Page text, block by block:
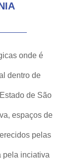
onde é
dentro de
de São
espaços de
pelas
pela inciativa